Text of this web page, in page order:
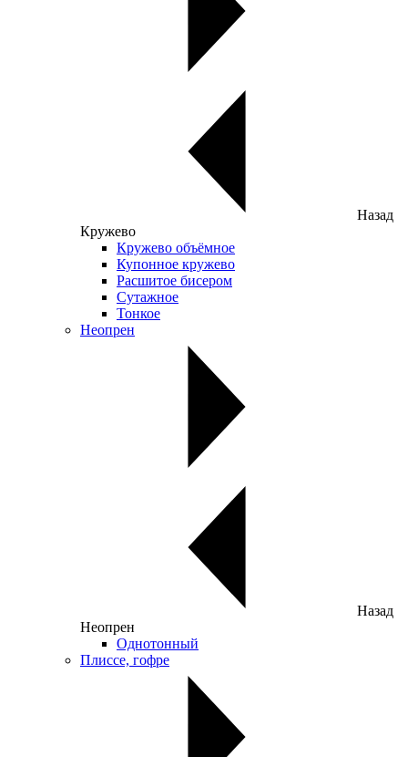
Назад
Кружево
Кружево объёмное
Купонное кружево
Расшитое бисером
Сутажное
Тонкое
Неопрен
Назад
Неопрен
Однотонный
Плиссе, гофре